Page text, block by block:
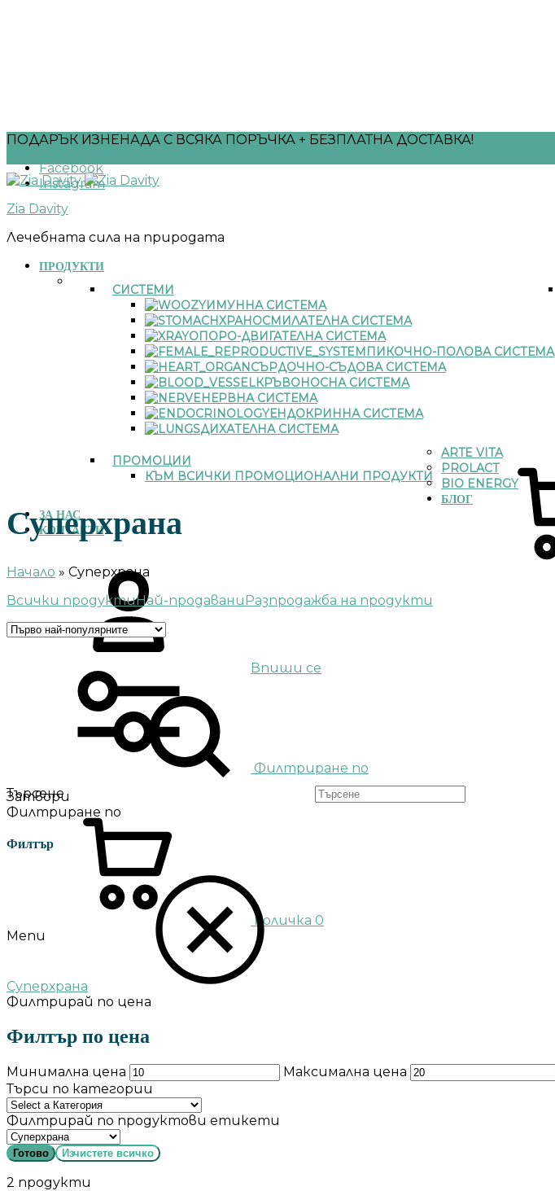
ПОДАРЪК ИЗНЕНАДА С ВСЯКА ПОРЪЧКА + БЕЗПЛАТНА ДОСТАВКА!
Facebook
Instagram
Zia Davity
Лечебната сила на природата
ПРОДУКТИ
СИСТЕМИ
ИМУННА СИСТЕМА
ХРАНОСМИЛАТЕЛНА СИСТЕМА
ОПОРО-ДВИГАТЕЛНА СИСТЕМА
ПИКОЧНО-ПОЛОВА СИСТЕМА
СЪРДОЧНО-СЪДОВА СИСТЕМА
КРЪВОНОСНА СИСТЕМА
НЕРВНА СИСТЕМА
ЕНДОКРИННА СИСТЕМА
ДИХАТЕЛНА СИСТЕМА
ПРОМОЦИИ
КЪМ ВСИЧКИ ПРОМОЦИОНАЛНИ ПРОДУКТИ
ARTE VITA
PROLACT
BIO ENERGY
БЛОГ
ЗА НАС
КОНТАКТИ
Впиши се
Търсене
Количка 0
Menu
Суперхрана
Начало » Суперхрана
Всички продуктиНай-продаваниРазпродажба на продукти
Филтриране по
Затвори
Филтриране по
Филтър
Суперхрана
Филтрирай по цена
Филтър по цена
Минимална цена Максимална цена
Търси по категории
Филтрирай по продуктови етикети
Готово Изчистете всичко
2 продукти